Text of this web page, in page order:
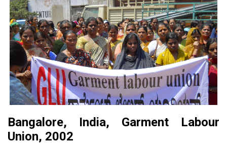
Bangalore, India, Garment Labour
Union, 2002